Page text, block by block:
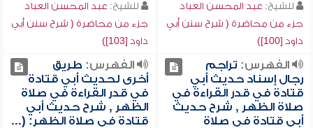
للشيخ: عبد المحسن العباد
جزء من محاضرة ( شرح سنن أبي
داود [100])
للشيخ: عبد المحسن العباد
جزء من محاضرة ( شرح سنن أبي
داود [103])
الفهرس: تراجم
رجال إسناد حديث أبي
قتادة في قدر القراءة في
صلاة الظهر , شرح حديث
أبي قتادة في صلاة
الفهرس: طريق
أخرى لحديث أبي قتادة
في قدر القراءة في صلاة
الظهر , شرح حديث أبي
قتادة في صلاة الظهر: (...